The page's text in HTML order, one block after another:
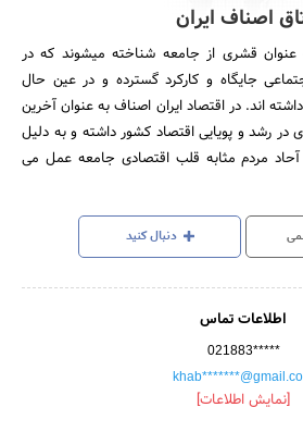
اصناف ایران
عنوان قشری از جامعه شناخته میشوند که در
جایگاه و کارکرد گسترده و در عین حال
اند. در اقتصاد ایران اصناف به عنوان آخرین
در رشد و پویایی اقتصاد کشور داشته و به دلیل
آحاد مردم مثابه قلب اقتصادی جامعه عمل می
دنبال کنید
اطلاعات تماس
021883*****
[نمایش اطلاعات]